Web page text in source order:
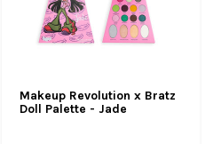
Makeup Revolution x Bratz
Doll Palette - Jade